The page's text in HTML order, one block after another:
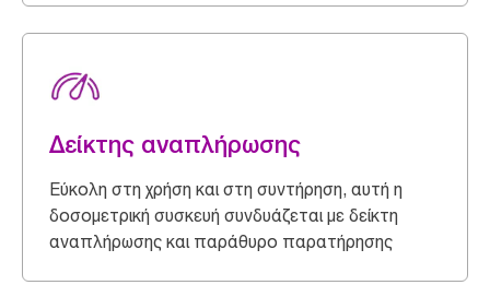
Δείκτης αναπλήρωσης
Εύκολη στη χρήση και στη συντήρηση, αυτή η
δοσομετρική συσκευή συνδυάζεται με δείκτη
αναπλήρωσης και παράθυρο παρατήρησης